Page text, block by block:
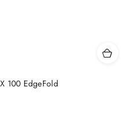
100 EdgeFold